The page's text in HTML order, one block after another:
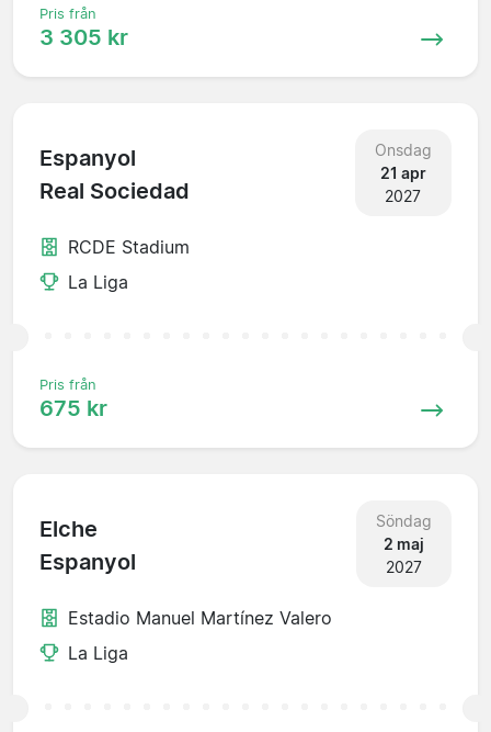
Pris från
3 305 kr
Espanyol
Real Sociedad
Onsdag
21 apr
2027
RCDE Stadium
La Liga
Pris från
675 kr
Elche
Espanyol
Söndag
2 maj
2027
Estadio Manuel Martínez Valero
La Liga